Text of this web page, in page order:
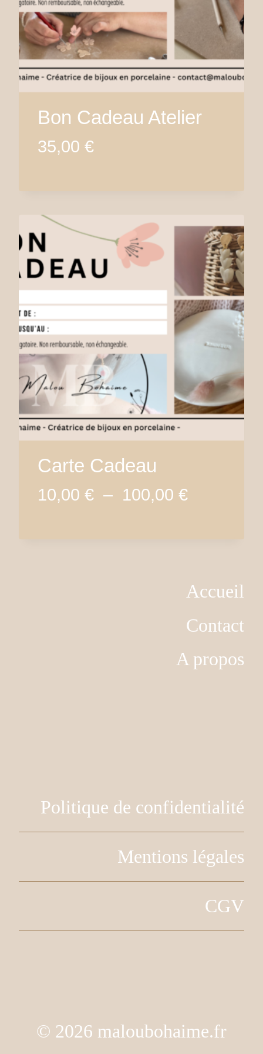
Bon Cadeau Atelier
35,00 €
Carte Cadeau
10,00 € – 100,00 €Plage
à
100,00 €
Accueil
Contact
A propos
Politique de confidentialité
Mentions légales
CGV
© 2026 maloubohaime.fr